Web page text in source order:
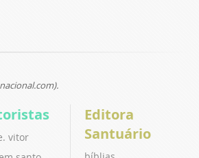
vitor
Editora
Santuário